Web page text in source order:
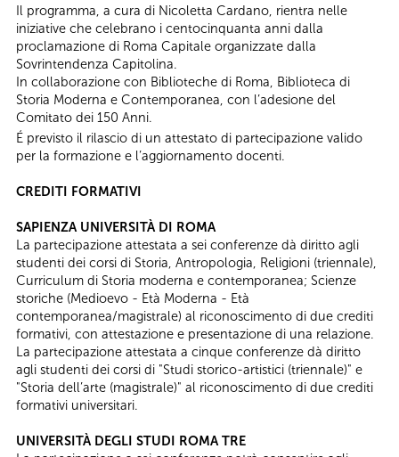
Il programma, a cura di Nicoletta Cardano, rientra nelle
iniziative che celebrano i centocinquanta anni dalla
proclamazione di Roma Capitale organizzate dalla
Sovrintendenza Capitolina.
In collaborazione con Biblioteche di Roma, Biblioteca di
Storia Moderna e Contemporanea, con l’adesione del
Comitato dei 150 Anni.
É previsto il rilascio di un attestato di partecipazione valido
per la formazione e l’aggiornamento docenti.
CREDITI FORMATIVI
SAPIENZA UNIVERSITÀ DI ROMA
La partecipazione attestata a sei conferenze dà diritto agli
studenti dei corsi di Storia, Antropologia, Religioni (triennale),
Curriculum di Storia moderna e contemporanea; Scienze
storiche (Medioevo - Età Moderna - Età
contemporanea/magistrale) al riconoscimento di due crediti
formativi, con attestazione e presentazione di una relazione.
​La partecipazione attestata a cinque conferenze dà diritto
agli studenti dei corsi di "Studi storico-artistici (triennale)" e
"Storia dell’arte (magistrale)" al riconoscimento di due crediti
formativi universitari.
UNIVERSITÀ DEGLI STUDI ROMA TRE